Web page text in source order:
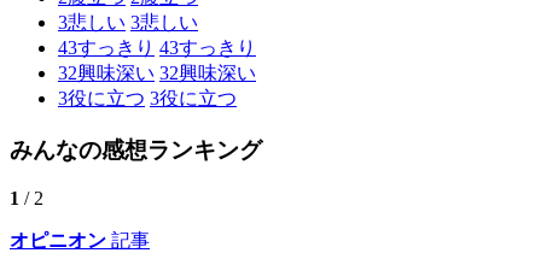
3悲しい 3悲しい
43すっきり 43すっきり
32興味深い 32興味深い
3役に立つ 3役に立つ
みんなの感想ランキング
1 / 2
オピニオン 記事